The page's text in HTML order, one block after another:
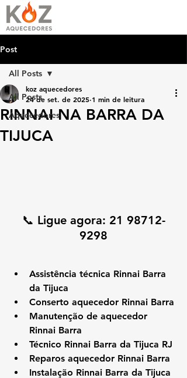
Post
All Posts
Aquecedores
All Posts
RINNAI NA BARRA DA
TIJUCA
koz aquecedores
24 de set. de 2025 1 min de leitura
📞 Ligue agora: 21 98712-
9298
Assistência técnica Rinnai Barra
da Tijuca
Conserto aquecedor Rinnai Barra
Manutenção de aquecedor
Rinnai Barra
Técnico Rinnai Barra da Tijuca RJ
Reparos aquecedor Rinnai Barra
Instalação Rinnai Barra da Tijuca